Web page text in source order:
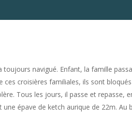
toujours navigué. Enfant, la famille
ces croisières familiales, ils sont bloqués
Tous les jours, il passe et repasse,
une épave de ketch aurique de 22m. Au